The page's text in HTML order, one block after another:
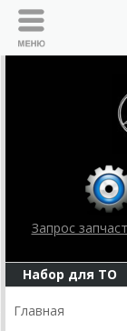
Запрос
Набор для ТО
Главная